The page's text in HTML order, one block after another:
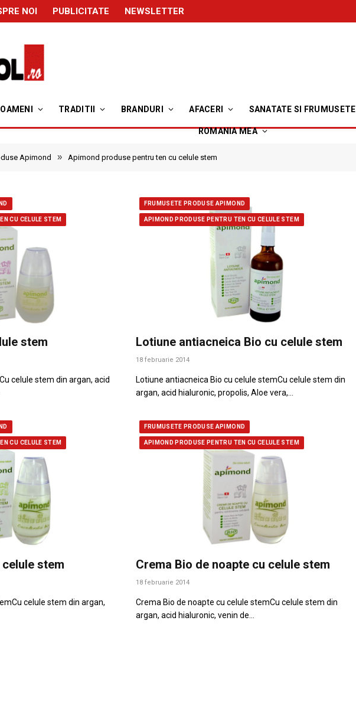
NOI PUBLICITATE NEWSLETTER
OAMENI TRADITII BRANDURI AFACERI SANATATE SI FRUMUSETE
ROMANIA MEA
Apimond » Apimond produse pentru ten cu celule stem
CU CELULE STEM
stem
celule stem din argan, acid
FRUMUSETE PRODUSE APIMOND
APIMOND PRODUSE PENTRU TEN CU CELULE STEM
Lotiune antiacneica Bio cu celule stem
18 februarie 2014
Lotiune antiacneica Bio cu celule stemCu celule stem din
argan, acid hialuronic, propolis, Aloe vera,…
CU CELULE STEM
stem
celule stem din argan,
FRUMUSETE PRODUSE APIMOND
APIMOND PRODUSE PENTRU TEN CU CELULE STEM
Crema Bio de noapte cu celule stem
18 februarie 2014
Crema Bio de noapte cu celule stemCu celule stem din
argan, acid hialuronic, venin de…